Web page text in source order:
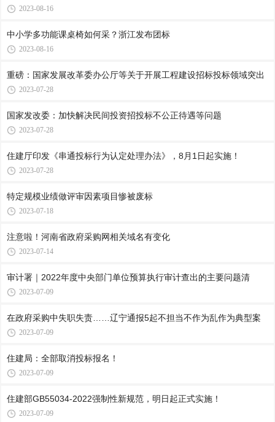
2023-08-16
中小学多功能课桌椅如何采？浙江发布团标
2023-08-16
重磅：国家发展改革委办公厅等关于开展工程建设招标投标领域突出
2023-07-28
国家发改委：加快解决民间投资招投标不公正待遇等问题
2023-07-28
住建厅印发《串通投标行为认定处理办法》，8月1日起实施！
2023-07-28
特定规模业绩做评审因素项目惨被废标
2023-07-18
注意啦！河南省政府采购网相关域名有变化
2023-07-14
审计署｜2022年度中央部门单位预算执行审计查出的主要问题清
2023-07-09
在政府采购中失职失责……辽宁通报5起不担当不作为乱作为典型案
2023-07-09
住建局：全部取消投标报名！
2023-07-09
住建部GB55034-2022强制性新规范，明日起正式实施！
2023-07-09